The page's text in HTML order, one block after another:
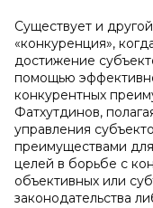
Существует и
«конкуренция»,
достижение
помощью
конкурентных
Фатхутдинов,
управления
преимуществами
целей в борьбе с
объективных или
законодательства